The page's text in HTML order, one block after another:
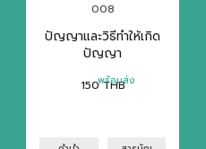
008
ปัญญาและวิธีทำให้เกิด
ปัญญา
150 THB
พร้อมส่ง